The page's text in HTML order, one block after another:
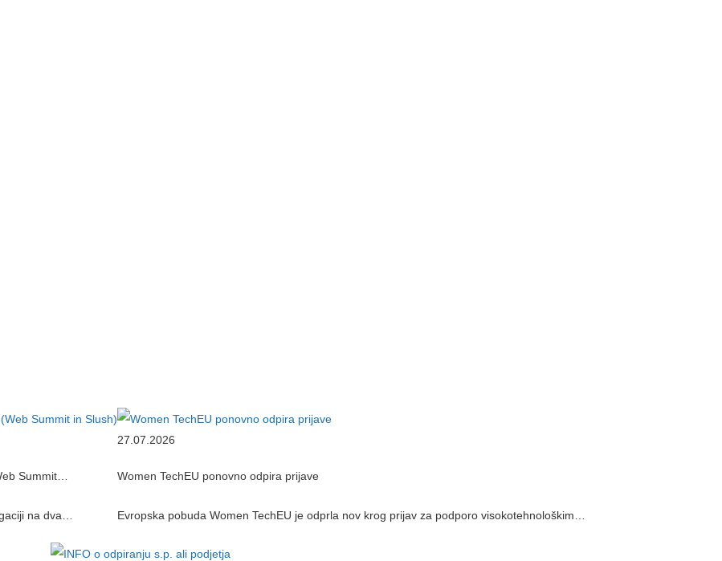
Summit…
na dva…
27.07.2026
Women TechEU ponovno odpira prijave
Evropska pobuda Women TechEU je odprla nov krog prijav za podporo visokotehnološkim…